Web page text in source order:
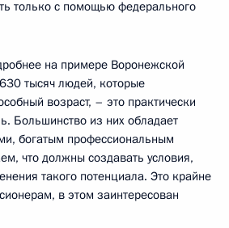
только с помощью федерального
на примере Воронежской
тысяч людей, которые
возраст, – это практически
Большинство из них обладает
богатым профессиональным
что должны создавать условия,
такого потенциала. Это крайне
в этом заинтересован